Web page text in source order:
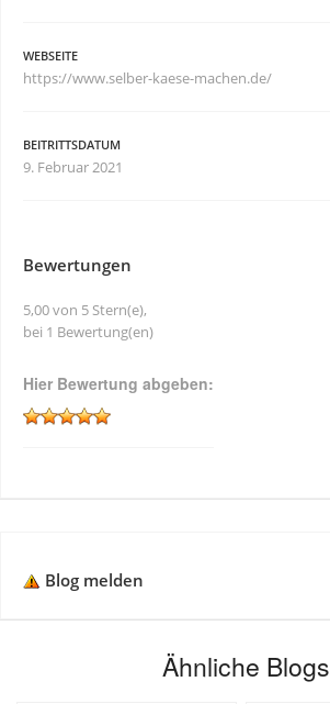
WEBSEITE
https://www.selber-kaese-machen.de/
BEITRITTSDATUM
9. Februar 2021
Bewertungen
5,00 von 5 Stern(e),
bei 1 Bewertung(en)
Hier Bewertung abgeben:
Blog melden
Ähnliche Blogs